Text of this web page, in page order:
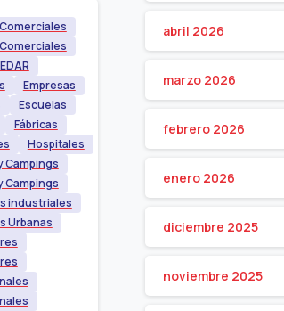
EDAR
Empresas
Escuelas
Fábricas
Hospitales
Campings
Campings
industriales
Urbanas
abril 2026
marzo 2026
febrero 2026
enero 2026
diciembre 2025
noviembre 2025